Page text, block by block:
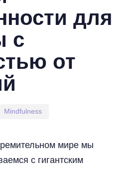
для
с
от
Mindfulness
мире мы
с гигантским